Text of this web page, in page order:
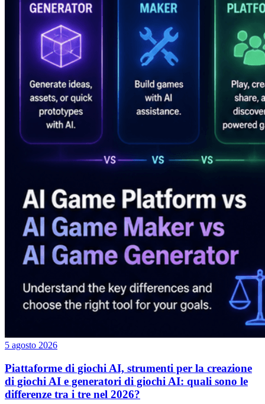
5 agosto 2026
Piattaforme di giochi AI, strumenti per la creazione
di giochi AI e generatori di giochi AI: quali sono le
differenze tra i tre nel 2026?